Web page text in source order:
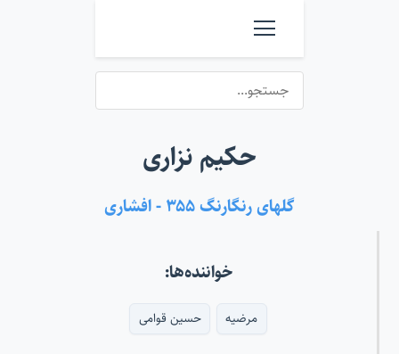
حکیم نزاری
گلهای رنگارنگ ۳۵۵ - افشاری
خواننده‌ها:
مرضیه حسین قوامی